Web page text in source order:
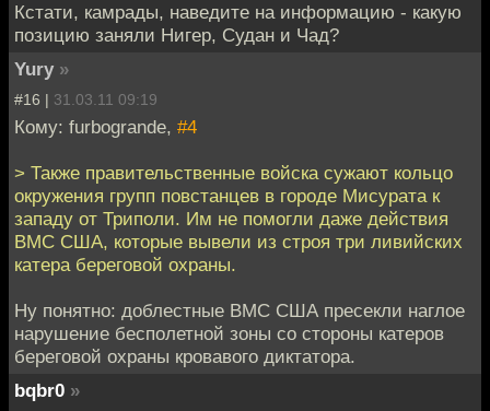
Кстати, камрады, наведите на информацию - какую
позицию заняли Нигер, Судан и Чад?
Yury »
#16 | 31.03.11 09:19
Кому: furbogrande, #4
> Также правительственные войска сужают кольцо
окружения групп повстанцев в городе Мисурата к
западу от Триполи. Им не помогли даже действия
ВМС США, которые вывели из строя три ливийских
катера береговой охраны.
Ну понятно: доблестные ВМС США пресекли наглое
нарушение бесполетной зоны со стороны катеров
береговой охраны кровавого диктатора.
bqbr0 »